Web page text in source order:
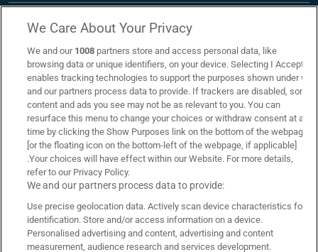
Επικοινωνία Links
Όροι Χρήσης Πολιτική Απορρήτου
Πολιτική Χρήσης Cookies Υπεύθυνος Στοιχηματισμός
We Care About Your Privacy
We and our 1008 partners store and access personal data, like
browsing data or unique identifiers, on your device. Selecting I Accept
enables tracking technologies to support the purposes shown under we
and our partners process data to provide. If trackers are disabled, some
content and ads you see may not be as relevant to you. You can
resurface this menu to change your choices or withdraw consent at any
time by clicking the Show Purposes link on the bottom of the webpage
[or the floating icon on the bottom-left of the webpage, if applicable]
.Your choices will have effect within our Website. For more details,
refer to our Privacy Policy.
We and our partners process data to provide:
Use precise geolocation data. Actively scan device characteristics for
identification. Store and/or access information on a device.
Personalised advertising and content, advertising and content
measurement, audience research and services development.